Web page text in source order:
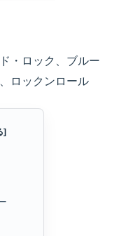
・ロック、ブルー
ロックンロール